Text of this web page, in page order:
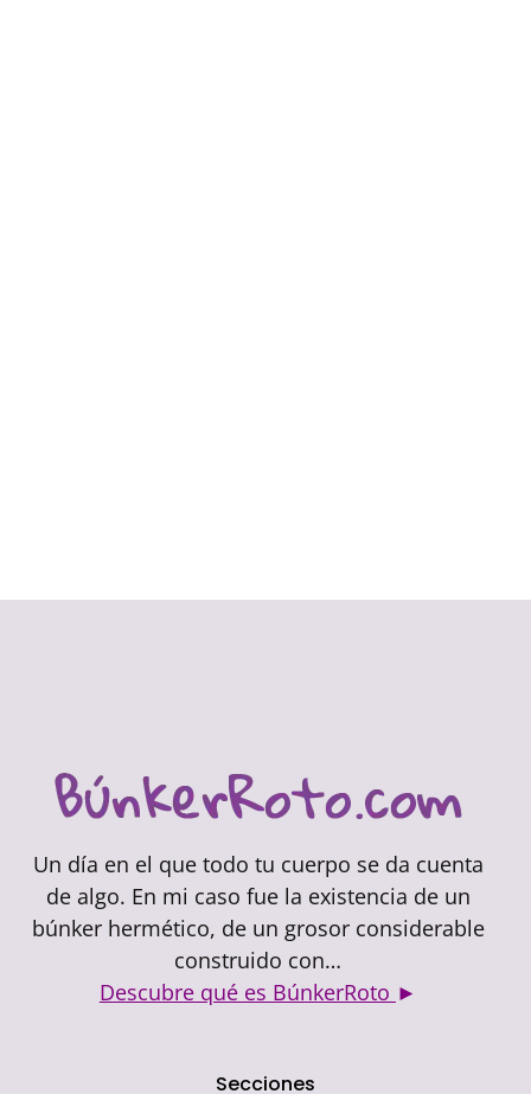
Un día en el que todo tu cuerpo se da cuenta
de algo. En mi caso fue la existencia de un
búnker hermético, de un grosor considerable
construido con…
Descubre qué es BúnkerRoto ►
Secciones